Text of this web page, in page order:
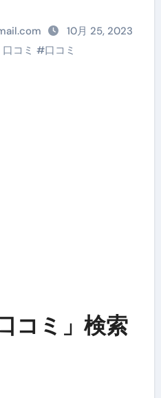
10月 25, 2023
コミ #口コミ
コミ」検索